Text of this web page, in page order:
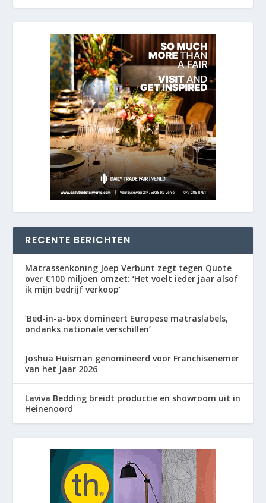
RECENTE BERICHTEN
Matrassenkoning Joep Verbunt zegt tegen Quote
over €100 miljoen omzet: ‘Het voelt ieder jaar alsof
ik mijn bedrijf verkoop’
‘Bed-in-a-box domineert Europese matraslabels,
ondanks nationale verschillen’
Joshua Huisman genomineerd voor Franchisenemer
van het Jaar 2026
Laviva Bedding breidt productie en showroom uit in
Heinenoord